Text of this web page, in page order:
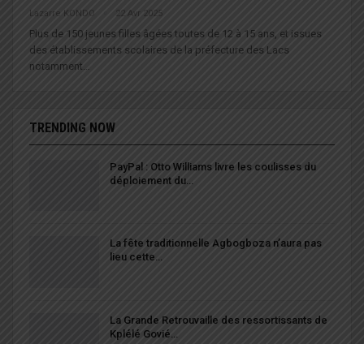
Lazarre KONDO 22 Avr 2025
Plus de 150 jeunes filles âgées toutes de 12 à 15 ans, et issues
des établissements scolaires de la préfecture des Lacs
notamment…
TRENDING NOW
PayPal : Otto Williams livre les coulisses du
déploiement du…
La fête traditionnelle Agbogboza n’aura pas
lieu cette…
La Grande Retrouvaille des ressortissants de
Kplélé Govié…